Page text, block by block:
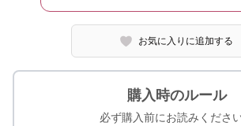
お気に入りに追加する
購入時のルール
必ず購入前にお読みください